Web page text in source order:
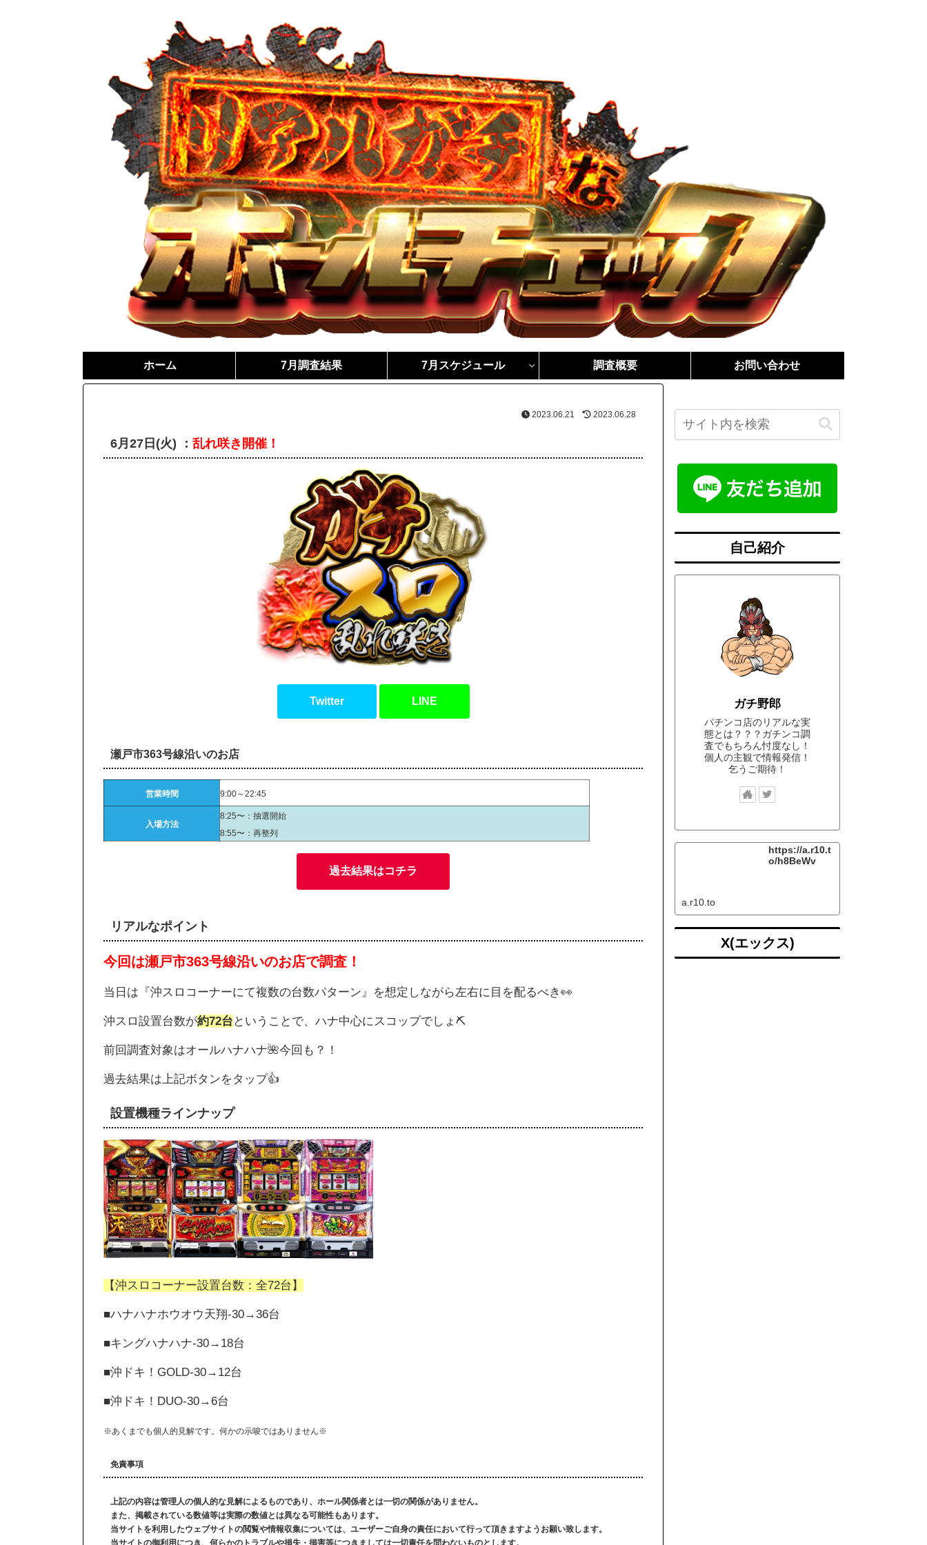
ホーム 7月調査結果 7月スケジュール 調査概要 お問い合わせ
2023.06.21 2023.06.28
6月27日(火) ： 乱れ咲き開催！
Twitter LINE
瀬戸市363号線沿いのお店
営業時間 9:00～22:45
入場方法
8:25〜：抽選開始
8:55〜：再整列
過去結果はコチラ
リアルなポイント
今回は瀬戸市363号線沿いのお店で調査！
当日は『沖スロコーナーにて複数の台数パターン』を想定しながら左右に目を配るべき👀
沖スロ設置台数が約72台 ということで、ハナ中心にスコップでしょ⛏
前回調査対象はオールハナハナ🌺今回も？！
過去結果は上記ボタンをタップ👍
設置機種ラインナップ
【沖スロコーナー設置台数：全72台】
■ハナハナホウオウ天翔-30→36台
■キングハナハナ-30→18台
■沖ドキ！GOLD-30→12台
■沖ドキ！DUO-30→6台
※あくまでも個人的見解です。何かの示唆ではありません※
免責事項
上記の内容は管理人の個人的な見解によるものであり、ホール関係者とは一切の関係がありません。
また、掲載されている数値等は実際の数値とは異なる可能性もあります。
当サイトを利用したウェブサイトの閲覧や情報収集については、ユーザーご自身の責任において行って頂きますようお願い致します。
自己紹介
ガチ野郎
パチンコ店のリアルな実
態とは？？？ガチンコ調
査でもちろん忖度なし！
個人の主観で情報発信！
乞うご期待！
https://a.r10.t
o/h8BeWv
a.r10.to
X(エックス)